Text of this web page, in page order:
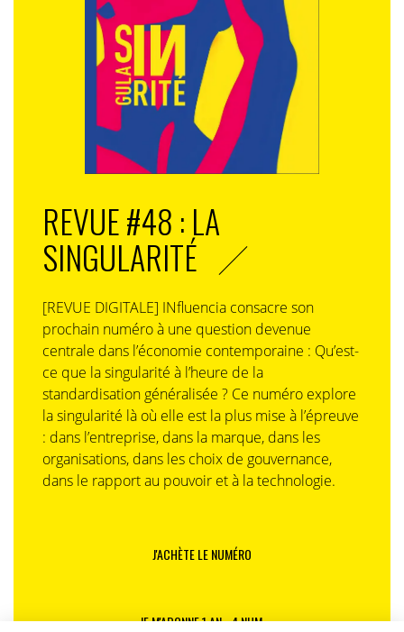
l’héritage antique. Ce faisant, elle montre qu’en matière
de communication, le meilleur levier d’émotion n’est
pas toujours la nostalgie solennelle, mais parfois la
capacité à faire sourire l’histoire elle-même. Une
mosaïque, quelques burgers, et une campagne qui
s’inscrit déjà – ironiquement – dans les annales de la
REVUE #48 : LA
SINGULARITÉ
[REVUE DIGITALE] INfluencia consacre son
prochain numéro à une question devenue
centrale dans l’économie contemporaine : Qu’est-
ce que la singularité à l’heure de la
standardisation généralisée ? Ce numéro explore
la singularité là où elle est la plus mise à l’épreuve
: dans l’entreprise, dans la marque, dans les
organisations, dans les choix de gouvernance,
dans le rapport au pouvoir et à la technologie.
J'ACHÈTE LE NUMÉRO
JE M'ABONNE 1 AN - 4 NUM.